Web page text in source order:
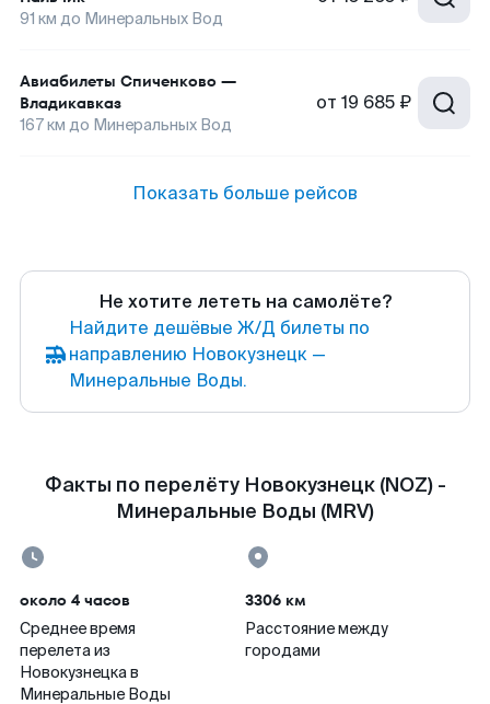
91 км до Минеральных Вод
Авиабилеты Спиченково —
Владикавказ
167км до Минеральных Вод
от 19 685 ₽
Показать больше рейсов
Не хотите лететь на самолёте?
Найдите дешёвые Ж/Д билеты по
направлению Новокузнецк —
Минеральные Воды.
Факты по перелёту Новокузнецк (NOZ) -
Минеральные Воды (MRV)
около 4 часов
Среднее время
перелета из
Новокузнецка в
Минеральные Воды
3306 км
Расстояние между
городами